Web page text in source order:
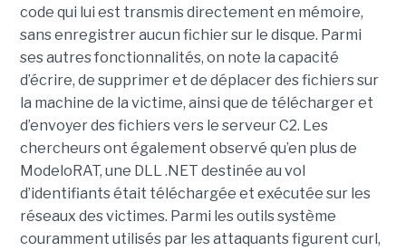
code qui lui est transmis directement en mémoire,
sans enregistrer aucun fichier sur le disque. Parmi
ses autres fonctionnalités, on note la capacité
d’écrire, de supprimer et de déplacer des fichiers sur
la machine de la victime, ainsi que de télécharger et
d’envoyer des fichiers vers le serveur C2. Les
chercheurs ont également observé qu’en plus de
ModeloRAT, une DLL .NET destinée au vol
d’identifiants était téléchargée et exécutée sur les
réseaux des victimes. Parmi les outils système
couramment utilisés par les attaquants figurent curl,